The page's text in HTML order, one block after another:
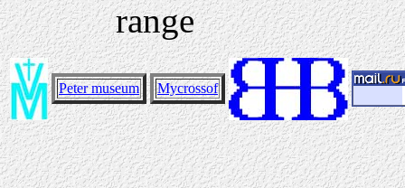
range
Peter museum Mycrossof